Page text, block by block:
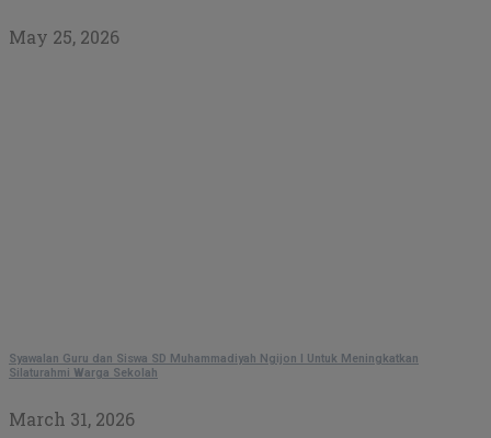
May 25, 2026
Syawalan Guru dan Siswa SD Muhammadiyah Ngijon I Untuk Meningkatkan
Silaturahmi Warga Sekolah
March 31, 2026